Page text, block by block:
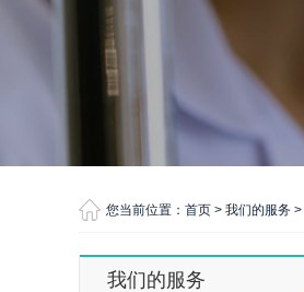
您当前位置： 首页 > 我们的服务 >
我们的服务